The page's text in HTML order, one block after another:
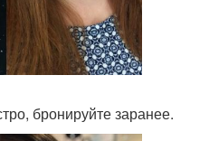
бронируйте заранее.